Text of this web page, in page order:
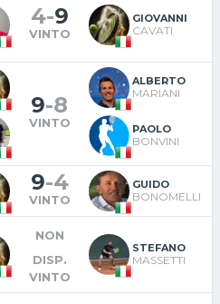
4-9
VINTO
GIOVANNI
CAVATI
9-8
VINTO
ALBERTO
MARIANI
PAOLO
BONVINI
9-4
VINTO
GUIDO
BONOMELLI
NON
DISP.
VINTO
STEFANO
MASSETTI